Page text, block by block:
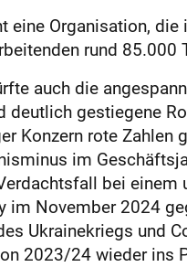
eine Organisation,
rund 85.000
auch die
deutlich gestiegene
Konzern rote Zahlen
im
bei
im November 2024
Ukrainekriegs und
2023/24 wieder ins